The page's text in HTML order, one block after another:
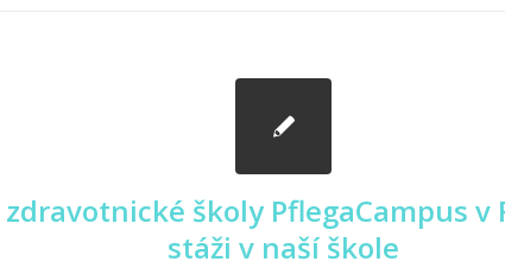
školy PflegaCampus v
stáži v naší škole